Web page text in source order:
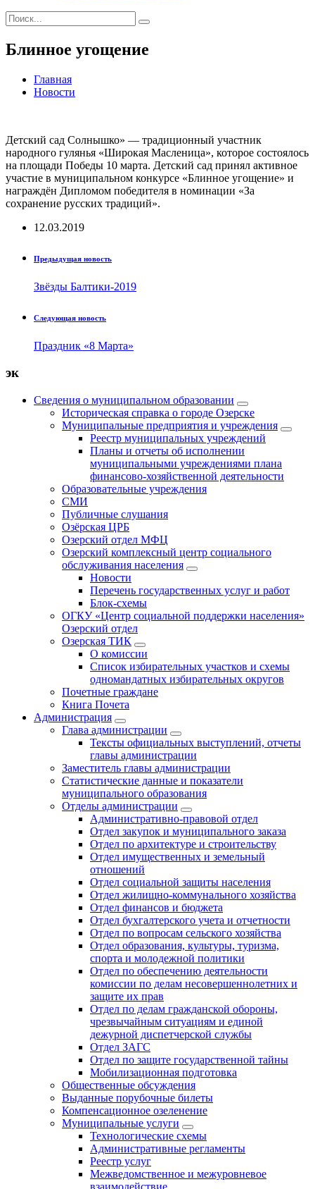
Блинное угощение
Главная
Новости
Детский сад Солнышко» — традиционный участник
народного гулянья «Широкая Масленица», которое состоялось
на площади Победы 10 марта. Детский сад принял активное
участие в муниципальном конкурсе «Блинное угощение» и
награждён Дипломом победителя в номинации «За
сохранение русских традиций».
12.03.2019
Предыдущая новость
Звёзды Балтики-2019
Следующая новость
Праздник «8 Марта»
эк
Сведения о муниципальном образовании
Историческая справка о городе Озерске
Муниципальные предприятия и учреждения
Реестр муниципальных учреждений
Планы и отчеты об исполнении
муниципальными учреждениями плана
финансово-хозяйственной деятельности
Образовательные учреждения
СМИ
Публичные слушания
Озёрская ЦРБ
Озерский отдел МФЦ
Озерский комплексный центр социального
обслуживания населения
Новости
Перечень государственных услуг и работ
Блок-схемы
ОГКУ «Центр социальной поддержки населения»
Озерский отдел
Озерская ТИК
О комиссии
Список избирательных участков и схемы
одномандатных избирательных округов
Почетные граждане
Книга Почета
Администрация
Глава администрации
Тексты официальных выступлений, отчеты
главы администрации
Заместитель главы администрации
Статистические данные и показатели
муниципального образования
Отделы администрации
Административно-правовой отдел
Отдел закупок и муниципального заказа
Отдел по архитектуре и строительству
Отдел имущественных и земельный
отношений
Отдел социальной защиты населения
Отдел жилищно-коммунального хозяйства
Отдел финансов и бюджета
Отдел бухгалтерского учета и отчетности
Отдел по вопросам сельского хозяйства
Отдел образования, культуры, туризма,
спорта и молодежной политики
Отдел по обеспечению деятельности
комиссии по делам несовершеннолетних и
защите их прав
Отдел по делам гражданской обороны,
чрезвычайным ситуациям и единой
дежурной диспетчерской службы
Отдел ЗАГС
Отдел по защите государственной тайны
Мобилизационная подготовка
Общественные обсуждения
Выданные порубочные билеты
Компенсационное озеленение
Муниципальные услуги
Технологические схемы
Административные регламенты
Реестр услуг
Межведомственное и межуровневое